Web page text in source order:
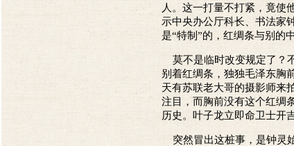
人。这一打量不打紧，竟使
示中央办公厅科长、书法家
是“特制”的，红绸条与别的
莫不是临时改变规定了？
别着红绸条，独独毛泽东胸
天有苏联老大哥的摄影师来
注目，而胸前没有这个红绸
历史。叶子龙立即命卫士开
突然冒出这桩事，是钟灵